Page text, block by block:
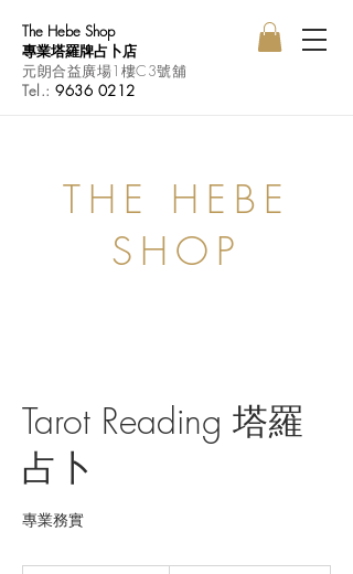
The Hebe Shop
專業塔羅牌占卜店
元朗合益廣場1樓C3號舖
Tel.:9636 0212
THE HEBE
SHOP
Tarot Reading 塔羅
占卜
專業務實